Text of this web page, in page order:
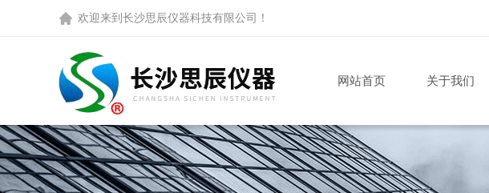
欢迎来到 长沙思辰仪器科技有限公司 ！
网站首页 关于我们